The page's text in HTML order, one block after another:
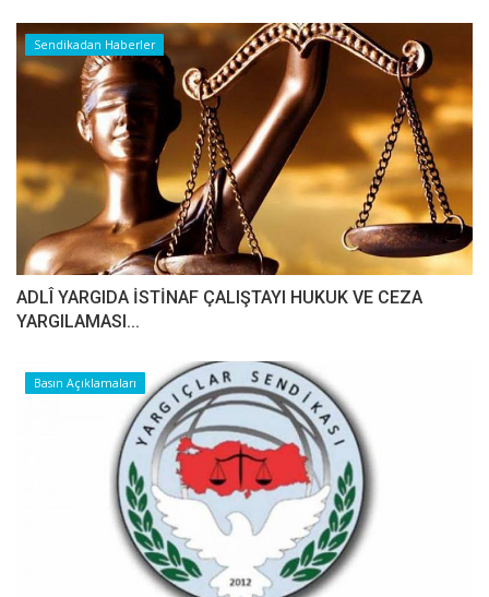
Sendikadan Haberler
ADLÎ YARGIDA İSTİNAF ÇALIŞTAYI HUKUK VE CEZA
YARGILAMASI...
Basın Açıklamaları